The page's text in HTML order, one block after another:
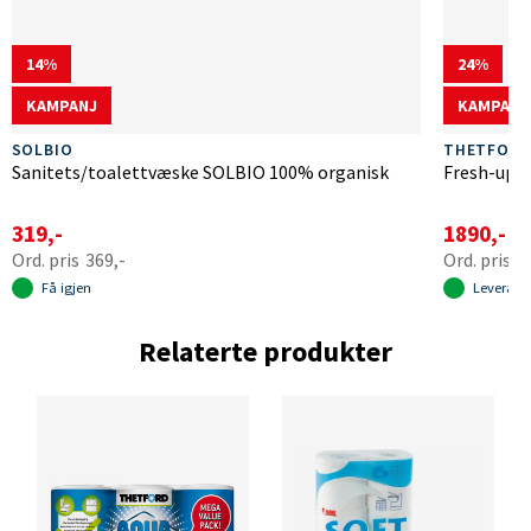
14
KAMPANJ
SOLBIO
Sanitets/toalettvæske SOLBIO 100% organisk
319,-
369,-
Få igjen
24
KAMPANJ
THETFORD
Fresh-up
1890,-
Relaterte produkter